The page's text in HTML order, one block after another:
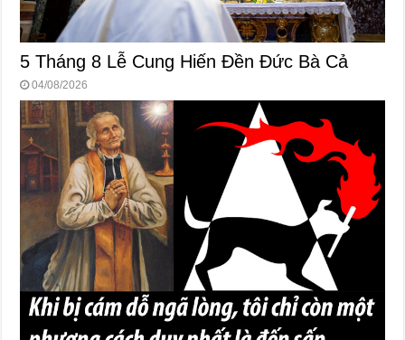
5 Tháng 8 Lễ Cung Hiến Ðền Ðức Bà Cả
04/08/2026